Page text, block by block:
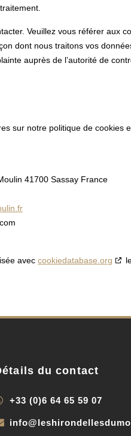
Veuillez vous référer aux
dont nous traitons vos
auprès de l’autorité de
sur notre politique de cookies
41700 Sassay France
aveccookiedatabase.org
du contact
+33 (0)6 64 65 59 07